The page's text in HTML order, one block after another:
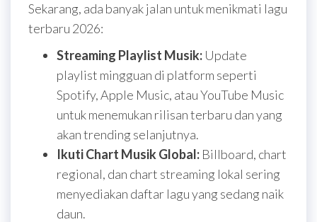
Sekarang, ada banyak jalan untuk menikmati lagu
terbaru 2026:
Streaming Playlist Musik: Update
playlist mingguan di platform seperti
Spotify, Apple Music, atau YouTube Music
untuk menemukan rilisan terbaru dan yang
akan trending selanjutnya.
Ikuti Chart Musik Global: Billboard, chart
regional, dan chart streaming lokal sering
menyediakan daftar lagu yang sedang naik
daun.